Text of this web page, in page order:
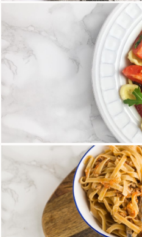
Quinoa con
15 Maggio 2018
Orecchiette di riso con
rucola
18 Aprile 2018